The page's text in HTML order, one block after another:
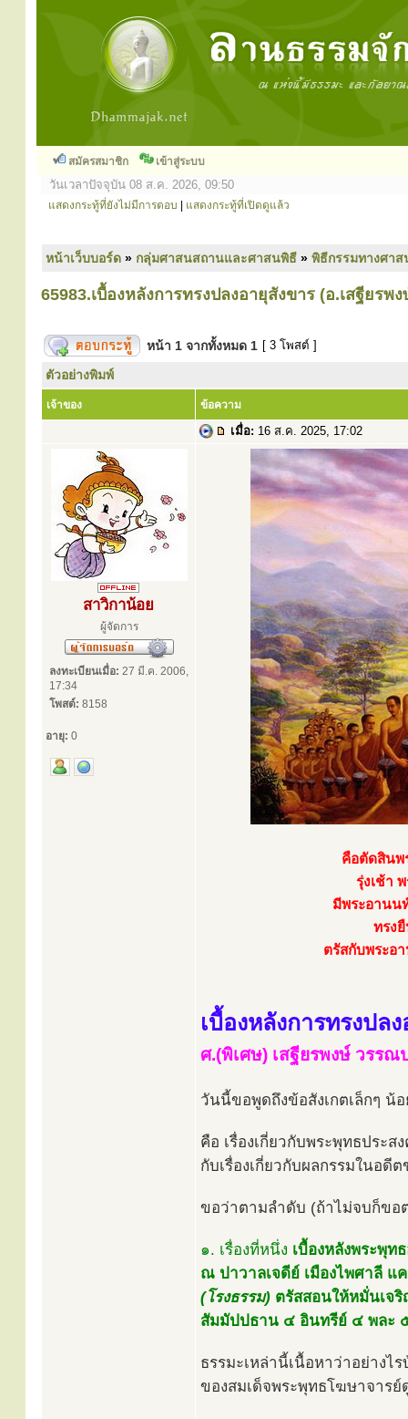
สมัครสมาชิก เข้าสู่ระบบ
วันเวลาปัจจุบัน 08 ส.ค. 2026, 09:50
แสดงกระทู้ที่ยังไม่มีการตอบ แสดงกระทู้ที่เปิดดูแล้ว
หน้าเว็บบอร์ด » กลุ่มศาสนสถานและศาสนพิธี » พิธีกรรมทางศา
65983.เบื้องหลังการทรงปลงอายุสังขาร (อ.เสฐียรพ
หน้า 1 จากทั้งหมด 1 [ 3 โพสต์ ]
ตัวอย่างพิมพ์
เจ้าของ ข้อความ
เมื่อ: 16 ส.ค. 2025, 17:02
สาวิกาน้อย
ผู้จัดการ
ลงทะเบียนเมื่อ: 27 มี.ค. 2006,
17:34
โพสต์: 8158
อายุ: 0
คือตัดสินพ
รุ่งเช้า
มีพระอานน
ทรง
ตรัสกับพระอ
เบื้องหลังการทรงปล
ศ.(พิเศษ) เสฐียรพงษ์ วรร
วันนี้ขอพูดถึงข้อสังเกตเล็กๆ น้อ
คือ เรื่องเกี่ยวกับพระพุทธประ
กับเรื่องเกี่ยวกับผลกรรมในอดี
ขอว่าตามลำดับ (ถ้าไม่จบก็ขอ
๑. เรื่องที่หนึ่ง เบื้องหลังพระพุท
ณ ปาวาลเจดีย์ เมืองไพศาลี
(โรงธรรม) ตรัสสอนให้หมั่นเจ
สัมมัปปธาน ๔ อินทรีย์ ๔ พละ
ธรรมะเหล่านี้เนื้อหาว่าอย่าง
ของสมเด็จพระพุทธโฆษาจาร